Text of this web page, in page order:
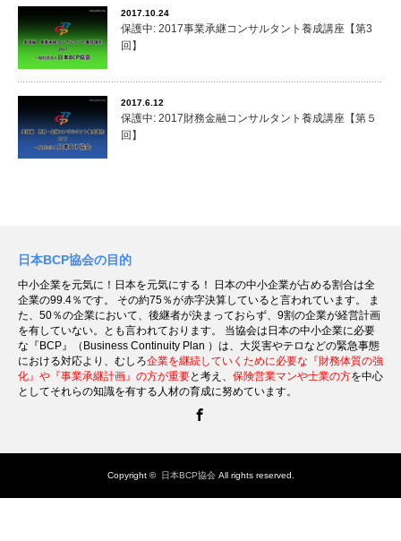
2017.10.24
保護中: 2017事業承継コンサルタント養成講座【第3
回】
2017.6.12
保護中: 2017財務金融コンサルタント養成講座【第５
回】
日本BCP協会の目的
中小企業を元気に！日本を元気にする！ 日本の中小企業が占める割合は全
企業の99.4％です。 その約75％が赤字決算していると言われています。 ま
た、50％の企業において、後継者が決まっておらず、9割の企業が経営計画
を有していない。とも言われております。 当協会は日本の中小企業に必要
な『BCP』（Business Continuity Plan ）は、大災害やテロなどの緊急事態
における対応より、むしろ企業を継続していくために必要な『財務体質の強
化』や『事業承継計画』の方が重要と考え、 保険営業マンや士業の方を中心
としてそれらの知識を有する人材の育成に努めています。
Copyright © 日本BCP協会All rights reserved.